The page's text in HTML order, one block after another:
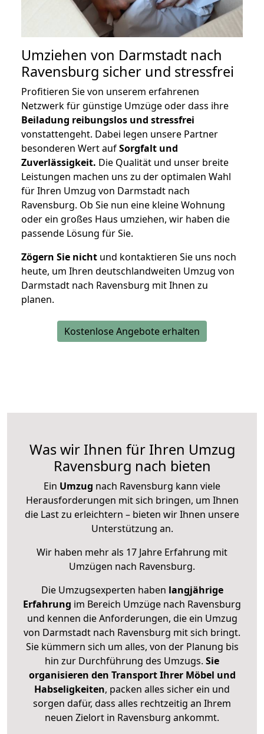
Umziehen von Darmstadt nach
Ravensburg sicher und stressfrei
Profitieren Sie von unserem erfahrenen
Netzwerk für günstige Umzüge oder dass ihre
Beiladung reibungslos und stressfrei
vonstattengeht. Dabei legen unsere Partner
besonderen Wert aufSorgfalt und
Zuverlässigkeit. Die Qualität und unser breite
Leistungen machen uns zu der optimalen Wahl
für Ihren Umzug von Darmstadt nach
Ravensburg. Ob Sie nun eine kleine Wohnung
oder ein großes Haus umziehen, wir haben die
passende Lösung für Sie.
Zögern Sie nicht und kontaktieren Sie uns noch
heute, um Ihren deutschlandweiten Umzug von
Darmstadt nach Ravensburg mit Ihnen zu
planen.
Kostenlose Angebote erhalten
Was wir Ihnen für Ihren Umzug
Ravensburg nach bieten
Ein Umzug nach Ravensburg kann viele
Herausforderungen mit sich bringen, um Ihnen
die Last zu erleichtern – bieten wir Ihnen unsere
Unterstützung an.
Wir haben mehr als 17 Jahre Erfahrung mit
Umzügen nach Ravensburg.
Die Umzugsexperten haben langjährige
Erfahrung im Bereich Umzüge nach Ravensburg
und kennen die Anforderungen, die ein Umzug
von Darmstadt nach Ravensburg mit sich bringt.
Sie kümmern sich um alles, von der Planung bis
hin zur Durchführung des Umzugs. Sie
organisieren den Transport Ihrer Möbel und
Habseligkeiten, packen alles sicher ein und
sorgen dafür, dass alles rechtzeitig an Ihrem
neuen Zielort in Ravensburg ankommt.